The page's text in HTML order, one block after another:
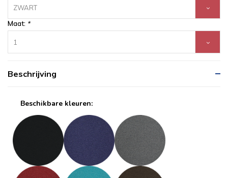
ZWART
Maat: *
1
Beschrijving
Beschikbare kleuren: